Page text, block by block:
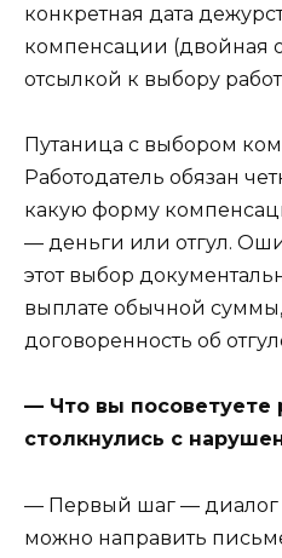
конкретная дата
компенсации (двойная
отсылкой к выбору
Путаница с выбором
Работодатель обязан
какую форму
— деньги или отгул.
этот выбор
выплате обычной суммы,
договоренность об
— Что вы посоветуете
столкнулись с
— Первый шаг — диалог
можно направить